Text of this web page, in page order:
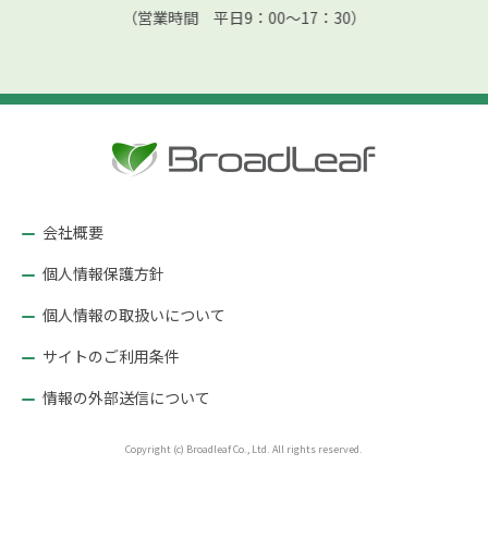
（営業時間 平日9：00〜17：30）
会社概要
個人情報保護方針
個人情報の取扱いについて
サイトのご利用条件
情報の外部送信について
Copyright (c) Broadleaf Co., Ltd. All rights reserved.